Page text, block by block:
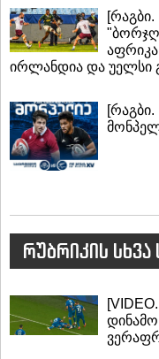
ირლანდია და უელსი
რუბრიკის სხვა